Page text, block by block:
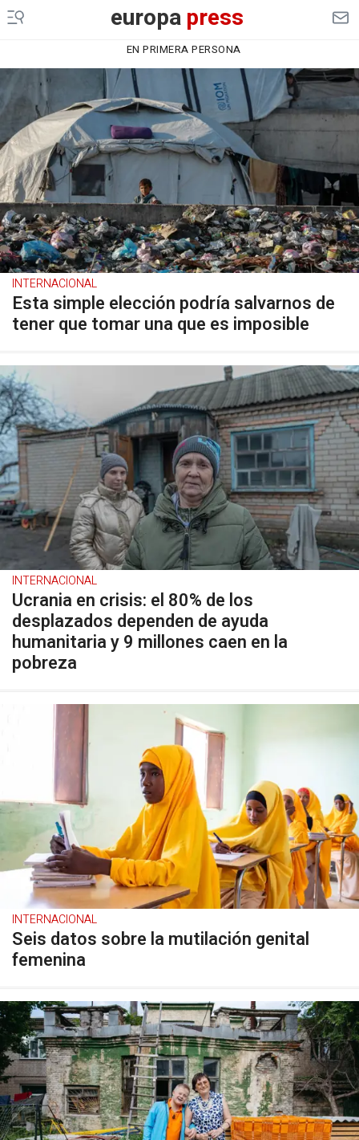
europapress
EN PRIMERA PERSONA
INTERNACIONAL
Esta simple elección podría salvarnos de
tener que tomar una que es imposible
INTERNACIONAL
Ucrania en crisis: el 80% de los
desplazados dependen de ayuda
humanitaria y 9 millones caen en la
pobreza
INTERNACIONAL
Seis datos sobre la mutilación genital
femenina